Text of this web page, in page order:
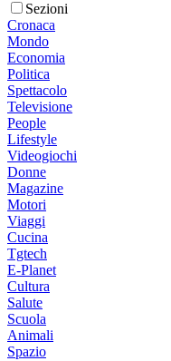
Sezioni
Cronaca
Mondo
Economia
Politica
Spettacolo
Televisione
People
Lifestyle
Videogiochi
Donne
Magazine
Motori
Viaggi
Cucina
Tgtech
E-Planet
Cultura
Salute
Scuola
Animali
Spazio